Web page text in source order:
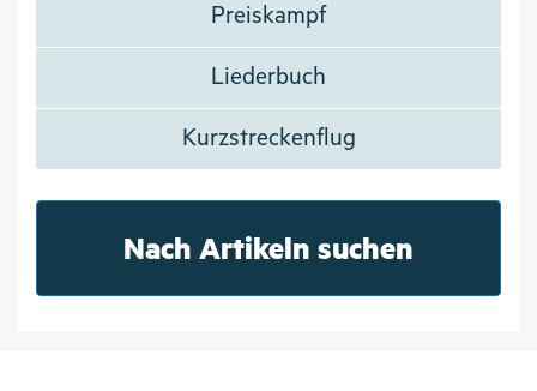
Preiskampf
Liederbuch
Kurzstreckenflug
Nach Artikeln suchen